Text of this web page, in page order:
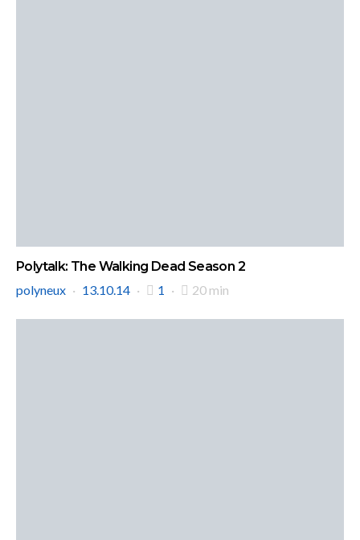
Polytalk: The Walking Dead Season 2
polyneux
13.10.14 1 20 min